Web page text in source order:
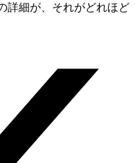
詳細が、それがどれほど